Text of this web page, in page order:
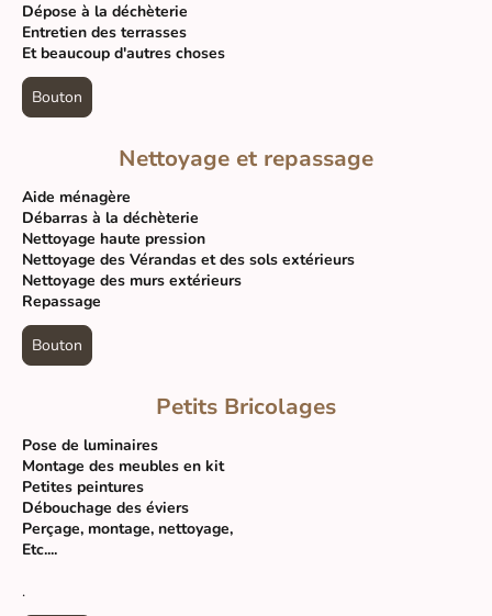
Dépose à la déchèterie
Entretien des terrasses
Et beaucoup d'autres choses
Bouton
Nettoyage et repassage
Aide ménagère
Débarras à la déchèterie
Nettoyage haute pression
Nettoyage des Vérandas et des sols extérieurs
Nettoyage des murs extérieurs
Repassage
Bouton
Petits Bricolages
Pose de luminaires
Montage des meubles en kit
Petites peintures
Débouchage des éviers
Perçage, montage, nettoyage,
Etc....
.